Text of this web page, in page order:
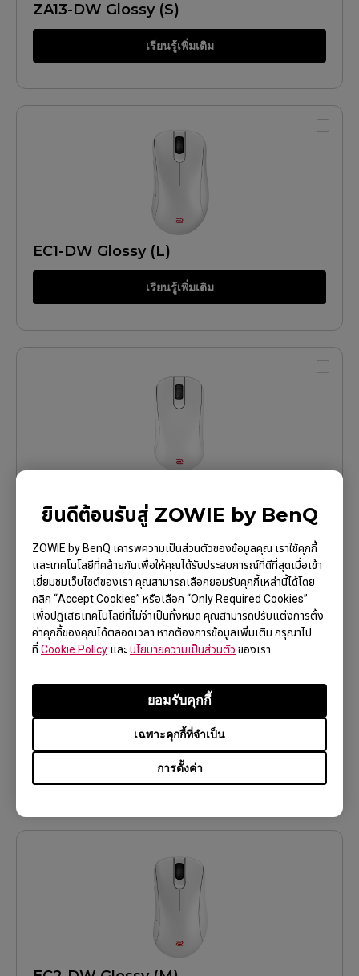
ยินดีต้อนรับสู่ ZOWIE by BenQ
ZOWIE by BenQ เคารพความเป็นส่วนตัวของข้อมูลคุณ เราใช้คุกกี้
และเทคโนโลยีที่คล้ายกันเพื่อให้คุณได้รับประสบการณ์ที่ดีที่สุดเมื่อเข้า
เยี่ยมชมเว็บไซต์ของเรา คุณสามารถเลือกยอมรับคุกกี้เหล่านี้ได้โดย
คลิก “Accept Cookies” หรือเลือก “Only Required Cookies”
เพื่อปฏิเสธเทคโนโลยีที่ไม่จำเป็นทั้งหมด คุณสามารถปรับแต่งการตั้ง
ค่าคุกกี้ของคุณได้ตลอดเวลา หากต้องการข้อมูลเพิ่มเติม กรุณาไป
ที่ Cookie Policy และนโยบายความเป็นส่วนตัว ของเรา
การตั้งค่า
เฉพาะคุกกี้ที่จำเป็น
ยอมรับคุกกี้
ZA13-DW Glossy (S)
เรียนรู้เพิ่มเติม
EC1-DW Glossy (L)
เรียนรู้เพิ่มเติม
เรียนรู้เพิ่มเติม
FK2-DW Glossy (M)
เรียนรู้เพิ่มเติม